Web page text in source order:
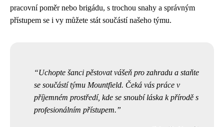
pracovní poměr nebo brigádu, s trochou snahy a správným
přístupem se i vy můžete stát součástí našeho týmu.
Uchopte šanci pěstovat vášeň pro zahradu a staňte
se součástí týmu Mountfield. Čeká vás práce v
příjemném prostředí, kde se snoubí láska k přírodě s
profesionálním přístupem.